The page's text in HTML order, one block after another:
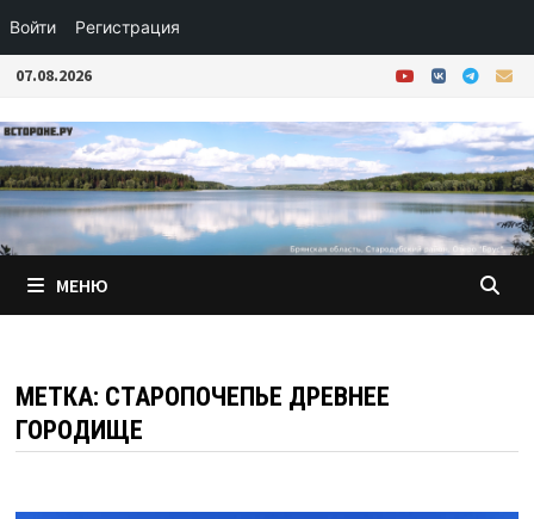
Войти Регистрация
Перейти
содержимому
07.08.2026
МЕНЮ
МЕТКА: СТАРОПОЧЕПЬЕ ДРЕВНЕЕ
ГОРОДИЩЕ